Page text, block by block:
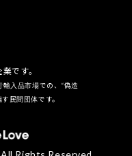
です。
入品市場での、“偽造
民間団体です。